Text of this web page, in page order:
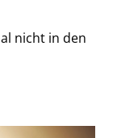
nicht in den